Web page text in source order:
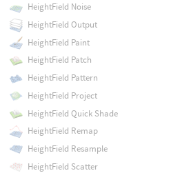
HeightField Noise
HeightField Output
HeightField Paint
HeightField Patch
HeightField Pattern
HeightField Project
HeightField Quick Shade
HeightField Remap
HeightField Resample
HeightField Scatter